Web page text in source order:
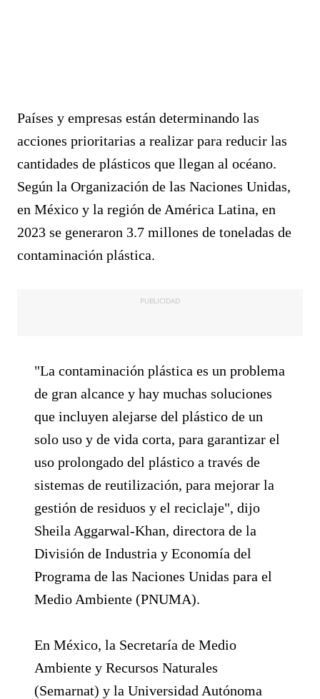
Países y empresas están determinando las
acciones prioritarias a realizar para reducir las
cantidades de plásticos que llegan al océano.
Según la Organización de las Naciones Unidas,
en México y la región de América Latina, en
2023 se generaron 3.7 millones de toneladas de
contaminación plástica.
PUBLICIDAD
"La contaminación plástica es un problema
de gran alcance y hay muchas soluciones
que incluyen alejarse del plástico de un
solo uso y de vida corta, para garantizar el
uso prolongado del plástico a través de
sistemas de reutilización, para mejorar la
gestión de residuos y el reciclaje", dijo
Sheila Aggarwal-Khan, directora de la
División de Industria y Economía del
Programa de las Naciones Unidas para el
Medio Ambiente (PNUMA).
En México, la Secretaría de Medio
Ambiente y Recursos Naturales
(Semarnat) y la Universidad Autónoma